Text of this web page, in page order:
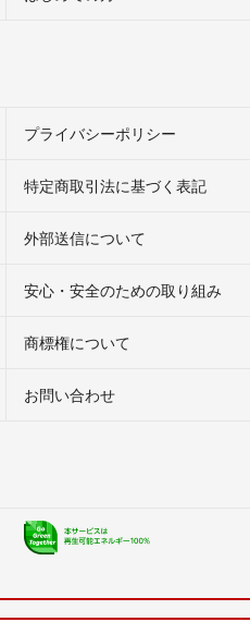
プライバシーポリシー
特定商取引法に基づく表記
外部送信について
安心・安全のための取り組み
商標権について
お問い合わせ